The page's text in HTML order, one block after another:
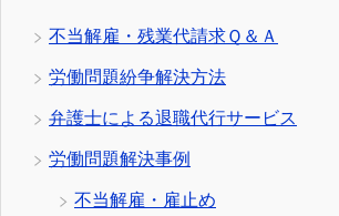
不当解雇・残業代請求Ｑ＆Ａ
労働問題紛争解決方法
弁護士による退職代行サービス
労働問題解決事例
不当解雇・雇止め